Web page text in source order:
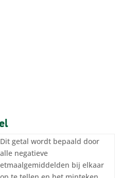
Dit getal wordt bepaald door
alle negatieve
etmaalgemiddelden bij elkaar